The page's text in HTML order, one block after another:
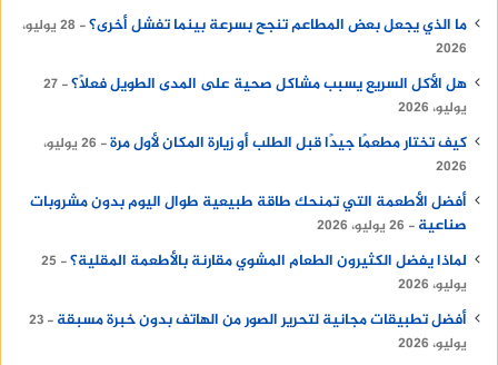
ما الذي يجعل بعض المطاعم تنجح بسرعة بينما تفشل أخرى؟
28 يوليو،
2026
هل الأكل السريع يسبب مشاكل صحية على المدى الطويل فعلًا؟ 27
يوليو، 2026
كيف تختار مطعمًا جيدًا قبل الطلب أو زيارة المكان لأول مرة
26 يوليو،
2026
أفضل الأطعمة التي تمنحك طاقة طبيعية طوال اليوم بدون مشروبات
صناعية
26 يوليو، 2026
لماذا يفضل الكثيرون الطعام المشوي مقارنة بالأطعمة المقلية؟
25
يوليو، 2026
أفضل تطبيقات مجانية لتحرير الصور من الهاتف بدون خبرة مسبقة
23
يوليو، 2026